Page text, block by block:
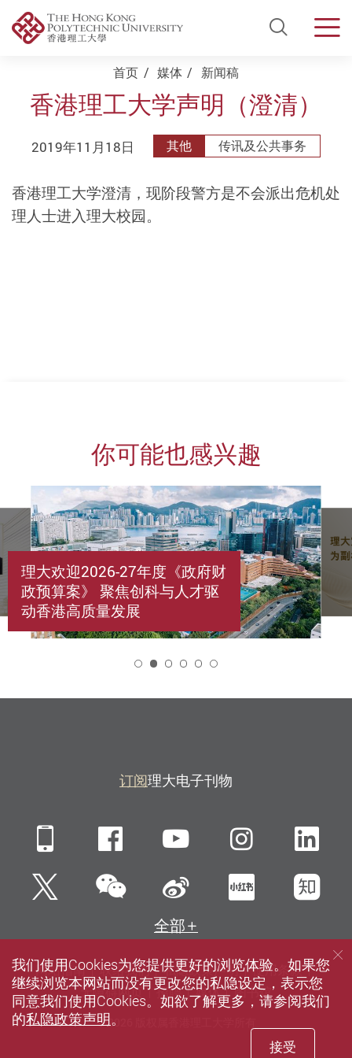
Open
Start main content首页 媒体 新闻稿
香港理工大学声明（澄清）
2019年11月18日 其他 传讯及公共事务
香港理工大学澄清，现阶段警方是不会派出危机处
理人士进入理大校园。
你可能也感兴趣
理大欢迎2026-27年度《政府财
政预算案》 聚焦创科与人才驱
动香港高质量发展
订阅理大电子刊物
Mobile FacebookYouTube
Twitter微信 新浪微博小红书知
全部
网站指南 联络我们 私隐政策声明
使用条款
无障碍网页
招聘 媒体 图书馆
© 2026 版权属香港理工大学所有
我们使用Cookies为您提供更好的浏览体验。如果您
继续浏览本网站而没有更改您的私隐设定，表示您
同意我们使用Cookies。如欲了解更多，请参阅我们
的私隐政策声明。
接受